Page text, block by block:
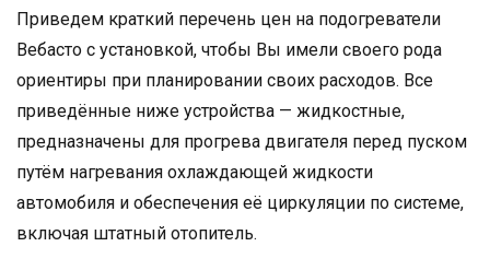
Приведем краткий перечень цен на подогреватели
Вебасто с установкой, чтобы Вы имели своего рода
ориентиры при планировании своих расходов. Все
приведённые ниже устройства — жидкостные,
предназначены для прогрева двигателя перед пуском
путём нагревания охлаждающей жидкости
автомобиля и обеспечения её циркуляции по системе,
включая штатный отопитель.